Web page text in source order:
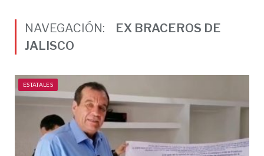
NAVEGACIÓN:
EX BRACEROS DE
JALISCO
ESTATALES